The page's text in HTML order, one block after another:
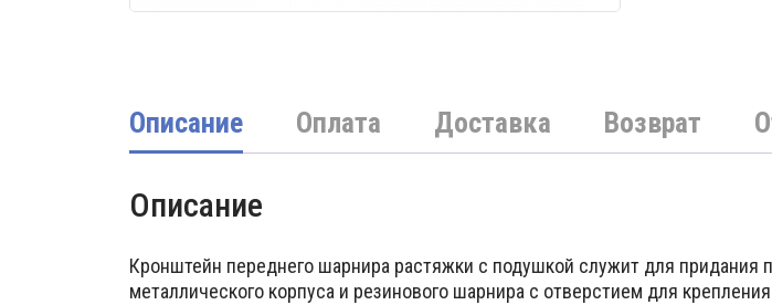
Описание Оплата Доставка Возврат
Описание
Кронштейн переднего шарнира растяжки с подушкой служит для придания
металлического корпуса и резинового шарнира с отверстием для крепления